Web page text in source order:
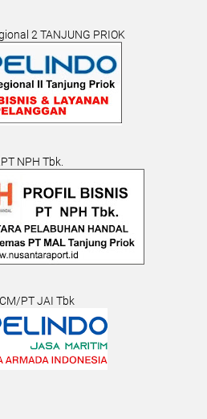
2 TANJUNG PRIOK
NPH Tbk.
PT JAI Tbk